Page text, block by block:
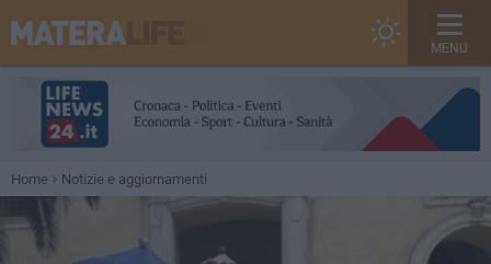
MENU
Home Notizie e aggiornamenti